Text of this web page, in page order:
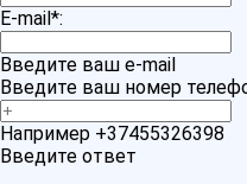
E-mail*:
Введите ваш e-mail
Введите ваш номер
Например +37455326398
Введите ответ